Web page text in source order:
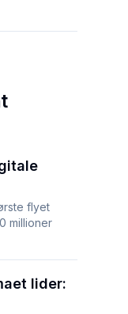
flyet
millioner
lider: